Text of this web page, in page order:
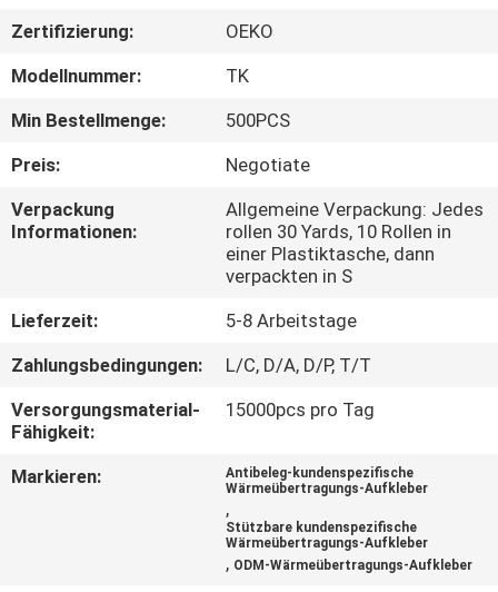
QUALITÄTSKONTROLLE
TRETEN
SIE
MIT
IN
FORDERN
SIE EIN
ZITAT
Zertifizierung:
OEKO
Modellnummer:
TK
Min Bestellmenge:
500PCS
Preis:
Negotiate
Verpackung
Informationen:
Allgemeine Verpackung: Jedes
rollen 30 Yards, 10 Rollen in
einer Plastiktasche, dann
verpackten in S
Lieferzeit:
5-8 Arbeitstage
Zahlungsbedingungen:
L/C, D/A, D/P, T/T
Versorgungsmaterial-
Fähigkeit:
15000pcs pro Tag
Markieren:
Antibeleg-kundenspezifische
Wärmeübertragungs-Aufkleber
,
Stützbare kundenspezifische
Wärmeübertragungs-Aufkleber
, ODM-Wärmeübertragungs-Aufkleber